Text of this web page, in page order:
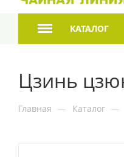
КАТАЛОГ
Цзинь
Главная — Каталог —